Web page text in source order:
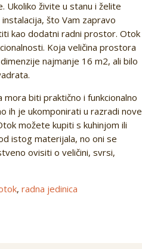
Ukoliko živite u stanu i želite
što Vam zapravo
kao dodatni radni prostor. Otok
Koja veličina prostora
najmanje 16 m2, ali bilo
biti praktično i funkcionalno
ih je ukomponirati u razradi nove
možete kupiti s kuhinjom ili
istog materijala, no oni se
ovisiti o veličini, svrsi,
,radna jedinica